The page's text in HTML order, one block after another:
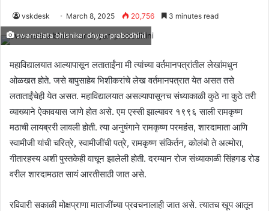
vskdesk March 8, 2025 20,756 3 minutes read
swarnalata bhishikar dnyan prabodhini
महाविद्यालयात आल्यापासून लताताईंना मी त्यांच्या वर्तमानपत्रांतील लेखांमधुन
ओळखत होते. जसे बापुसाहेब भिशीकरांचे लेख वर्तमानपत्रात येत असत तसे
लताताईंचेही येत असत. महाविद्यालयात असल्यापासूनच संध्याकाळी कुठे ना कुठे तरी
व्याख्याने ऐकावयास जाणे होत असे. एम एस्सी झाल्यावर १९९६ साली रामकृष्ण
मठाची लायब्ररी लावली होती. त्या अनुषंगाने रामकृष्ण परमहंस, शारदामाता आणि
स्वामीजी यांची चरित्रे, स्वामीजींची पत्रे, रामकृष्ण संकिर्तन, कोलंबो ते अल्मोरा,
गीतारहस्य अशी पुस्तकेही वाचून झालेली होती. दरम्यान रोज संध्याकाळी सिंहगड रोड
वरील शारदामठात सायं आरतीसाठी जात असे.
रविवारी सकाळी मोक्षप्राणा माताजींच्या प्रवचनालाही जात असे. त्यातच खूप आतून